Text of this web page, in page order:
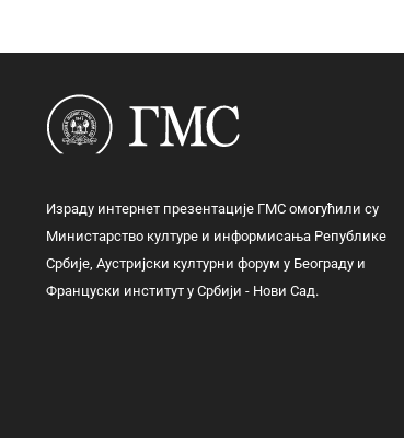
Израду интернет презентације ГМС омогућили су
Министарство културе и информисања Републике
Србије, Аустријски културни форум у Београду и
Француски институт у Србији - Нови Сад.